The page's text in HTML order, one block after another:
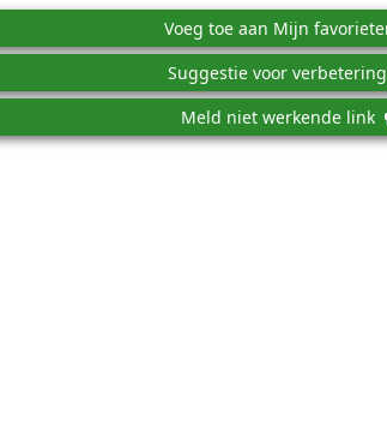
Voeg toe aan Mijn
Suggestie voor verbetering
Meld niet werkende link